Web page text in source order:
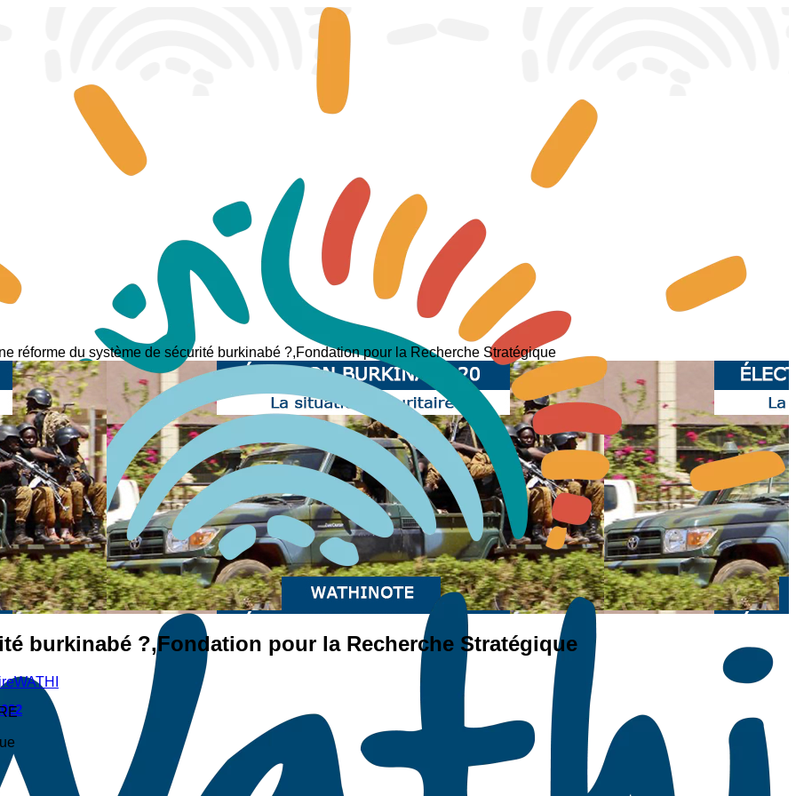
réforme du système de sécurité burkinabé ?,Fondation pour la Recherche Stratégique
burkinabé ?,Fondation pour la Recherche Stratégique
WATHI